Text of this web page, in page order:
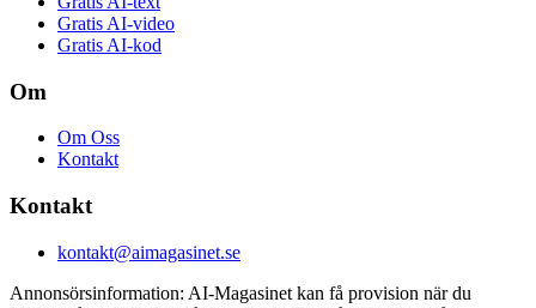
Gratis AI-video
Gratis AI-kod
Om
Om Oss
Kontakt
Kontakt
kontakt@aimagasinet.se
Annonsörsinformation: AI-Magasinet kan få provision när du